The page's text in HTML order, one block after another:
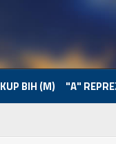
KUP BIH (M) "A"